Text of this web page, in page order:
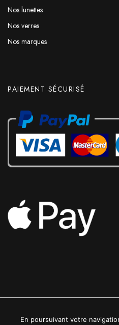
Nos lunettes
Nos verres
Nos marques
PAIEMENT SÉCURISÉ
2022 © Luxe24kt |
En poursuivant votre